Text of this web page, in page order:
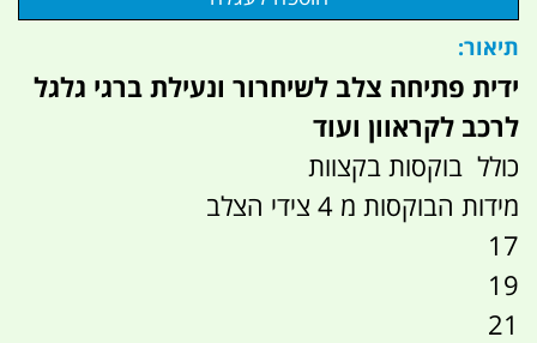
תיאור:
ידית פתיחה צלב לשיחרור ונעילת ברגי גלגל
לרכב לקראוון ועוד
כולל בוקסות בקצוות
מידות הבוקסות מ 4 צידי הצלב
17
19
21